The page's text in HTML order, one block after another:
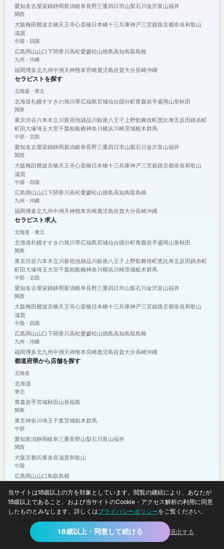
愛知名古屋栄錦静岡新潟岐阜長野三重四日市山梨石川 金沢富山福井
関西
大阪梅田難波京橋天王寺心斎橋日本橋十三兵庫神戸三宮姫路京都奈良和歌山
滋賀
中国・四国
広島 岡山山口下関香川 高松愛媛松山徳島高知鳥取島根
九州・沖縄
福岡博多北九州中洲 天神熊本宮崎鹿児島佐賀大分長崎沖縄
セラピストを探す
北海道・東北
北海道札幌すすきの旭川 帯広福島宮城仙台 国分町青森岩手盛岡山形秋田
関東
東京渋谷六本木立川 新宿池袋品川 銀座八王子上野歌舞伎町恵比寿五反田錦糸町
町田大塚埼玉大宮千葉柏船橋神奈川 横浜川崎茨城栃木群馬
中部・北陸
愛知名古屋栄錦静岡新潟岐阜長野三重四日市山梨石川 金沢富山福井
関西
大阪梅田難波京橋天王寺心斎橋日本橋十三兵庫神戸三宮姫路京都奈良和歌山
滋賀
中国・四国
広島 岡山山口下関香川 高松愛媛松山徳島高知鳥取島根
九州・沖縄
福岡博多北九州中洲 天神熊本宮崎鹿児島佐賀大分長崎沖縄
セラピスト求人
北海道・東北
北海道札幌すすきの旭川 帯広福島宮城仙台 国分町青森岩手盛岡山形秋田
関東
東京渋谷六本木立川 新宿池袋品川 銀座八王子上野歌舞伎町恵比寿五反田錦糸町
町田大塚埼玉大宮千葉柏船橋神奈川 横浜川崎茨城栃木群馬
中部・北陸
愛知名古屋栄錦静岡新潟岐阜長野三重四日市山梨石川 金沢富山福井
関西
大阪梅田難波京橋天王寺心斎橋日本橋十三兵庫神戸三宮姫路京都奈良和歌山
滋賀
中国・四国
広島 岡山山口下関香川 高松愛媛松山徳島高知鳥取島根
九州・沖縄
福岡博多北九州中洲 天神熊本宮崎鹿児島佐賀大分長崎沖縄
都道府県から店舗を探す
北海道
北海道
東北
青森岩手宮城秋田 山形福島
関東
東京神奈川 埼玉千葉茨城栃木群馬
中部
愛知新潟静岡岐阜三重長野山梨石川 富山福井
関西
大阪京都兵庫奈良滋賀和歌山
中国
広島 岡山山口鳥取島根
香川 愛媛高知徳島
九州・沖縄
福岡佐賀長崎熊本大分宮崎鹿児島沖縄
ラブホテルを探す
女風とは 店舗検索 体験談レポ
当サイトは18歳以上の方を対象としています。閲覧の継続により、あなたが
18歳以上であること、および当サイトのCookie・アクセス解析の利用に同意
したものとみなします。詳しくはプライバシーポリシーをご覧ください。
18歳以上・同意して続ける 退出する